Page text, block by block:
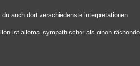
auch dort verschiedenste interpretationen
ist allemal sympathischer als einen